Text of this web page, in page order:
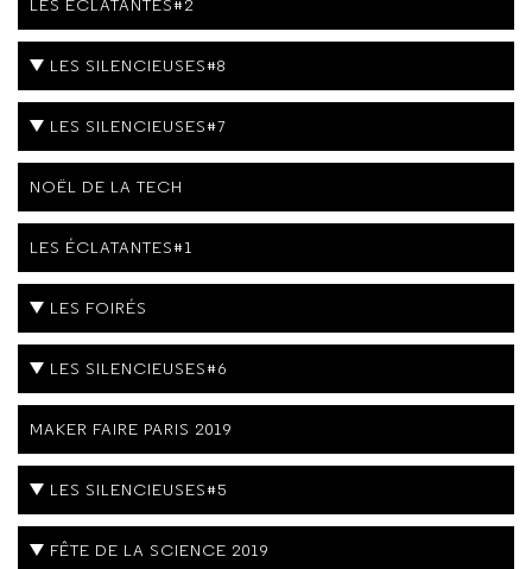
LES ÉCLATANTES#2
LES SILENCIEUSES#8
LES SILENCIEUSES#7
NOËL DE LA TECH
LES ÉCLATANTES#1
LES FOIRÉS
LES SILENCIEUSES#6
MAKER FAIRE PARIS 2019
LES SILENCIEUSES#5
FÊTE DE LA SCIENCE 2019